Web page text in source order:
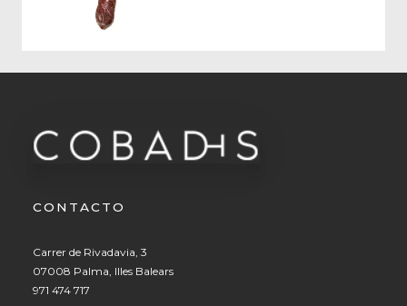
CONTACTO
Carrer de Rivadavia, 3
07008 Palma, Illes Balears
971 474 717